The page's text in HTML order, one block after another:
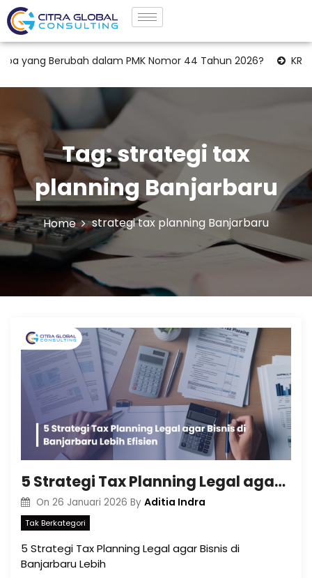
Berubah dalam PMK Nomor 44 Tahun 2026? KRK
Tag:strategi tax
planning Banjarbaru
Home strategi tax planning Banjarbaru
5 Strategi Tax Planning Legal agar Bisnis di Banjarbaru Lebih Efisien
On 26 Januari 2026 By Aditia Indra
Tak Berkategori
5 Strategi Tax Planning Legal agar Bisnis di
Banjarbaru Lebih